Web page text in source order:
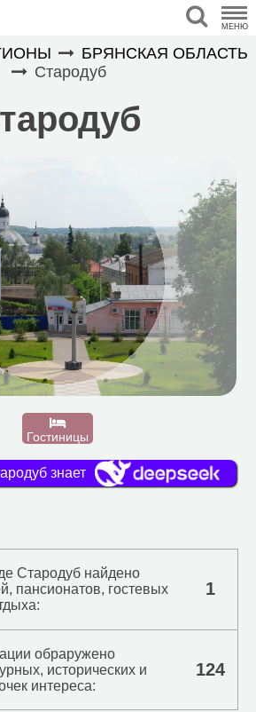
МЕНЮ
БРЯНСКАЯ ОБЛАСТЬ
Стародуб
Гостиницы
знает
Стародуб найдено
пансионатов, гостевых
1
обраружено
исторических и
интереса:
124